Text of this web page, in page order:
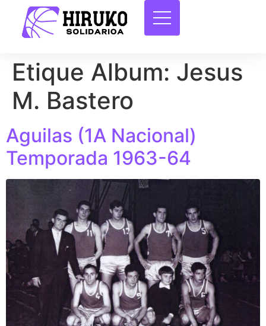
Etique Album: Jesus
M. Bastero
Aguilas (1A Nacional)
Temporada 1963-64